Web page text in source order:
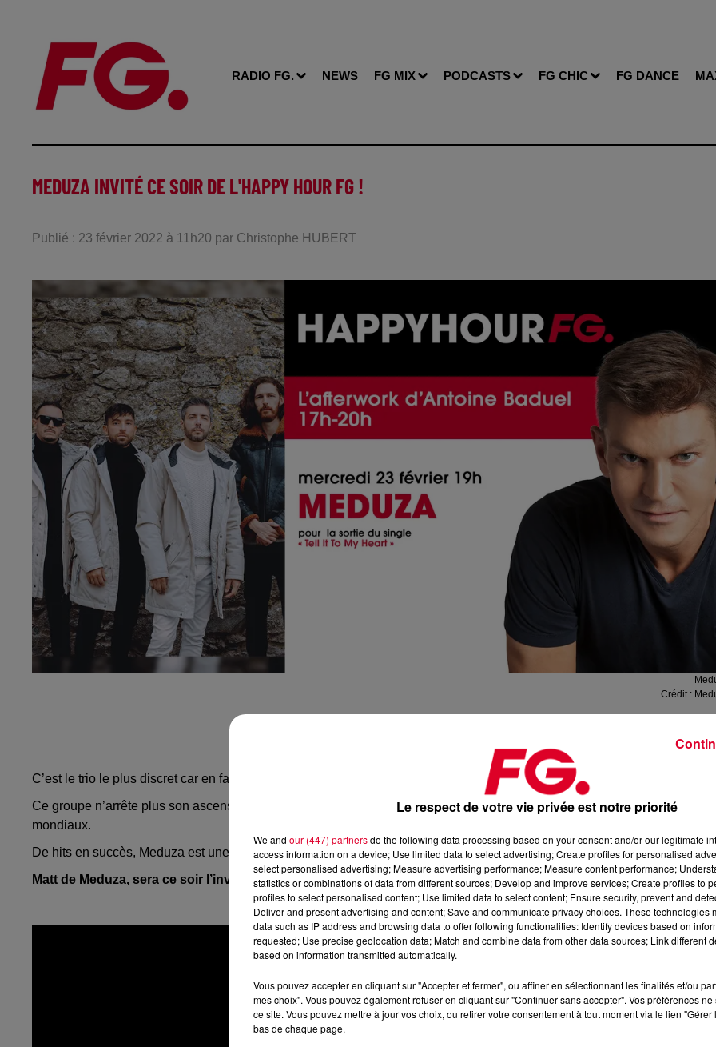
RADIO FG. NEWS FG MIX PODCASTS FG CHIC FG DANCE
MEDUZA INVITÉ CE SOIR DE L'HAPPY HOUR FG !
Publié : 23 février 2022 à 11h20 par Christophe HUBERT
Crédit :
C’est le trio le plus discret car en fait on ne voit que Matt – le leader -, mais c’est aussi le trio le plus efficace :
Ce groupe n’arrête plus son ascension depuis le single «
Piece Of Your Heart» qui l’avait propulsé au sommet des
mondiaux.
De hits en succès, Meduza est une valeur sure, en témoigne son nouveau single, tout aussi efficace, «Tell It To My
Matt de Meduza, sera ce soir l’invité d’Antoine Baduel et de l’Happy Hour FG.
Le respect de votre vie privée est notre priorité
We and our (447) partnersdo the following data processing based on your consent and/or our legitimate
access information on a device; Use limited data to select advertising; Create profiles for personalised
select personalised advertising; Measure advertising performance; Measure content performance;
statistics or combinations of data from different sources; Develop and improve services; Create profiles to
profiles to select personalised content; Use limited data to select content; Ensure security, prevent and
Deliver and present advertising and content; Save and communicate privacy choices. These technologies
data such as IP address and browsing data to offer following functionalities: Identify devices based on
requested; Use precise geolocation data; Match and combine data from other data sources; Link different
based on information transmitted automatically.
Vous pouvez accepter en cliquant sur "Accepter et fermer", ou affiner en sélectionnant les finalités et/ou
mes choix". Vous pouvez également refuser en cliquant sur "Continuer sans accepter". Vos préférences
ce site. Vous pouvez mettre à jour vos choix, ou retirer votre consentement à tout moment via le lien
bas de chaque page.